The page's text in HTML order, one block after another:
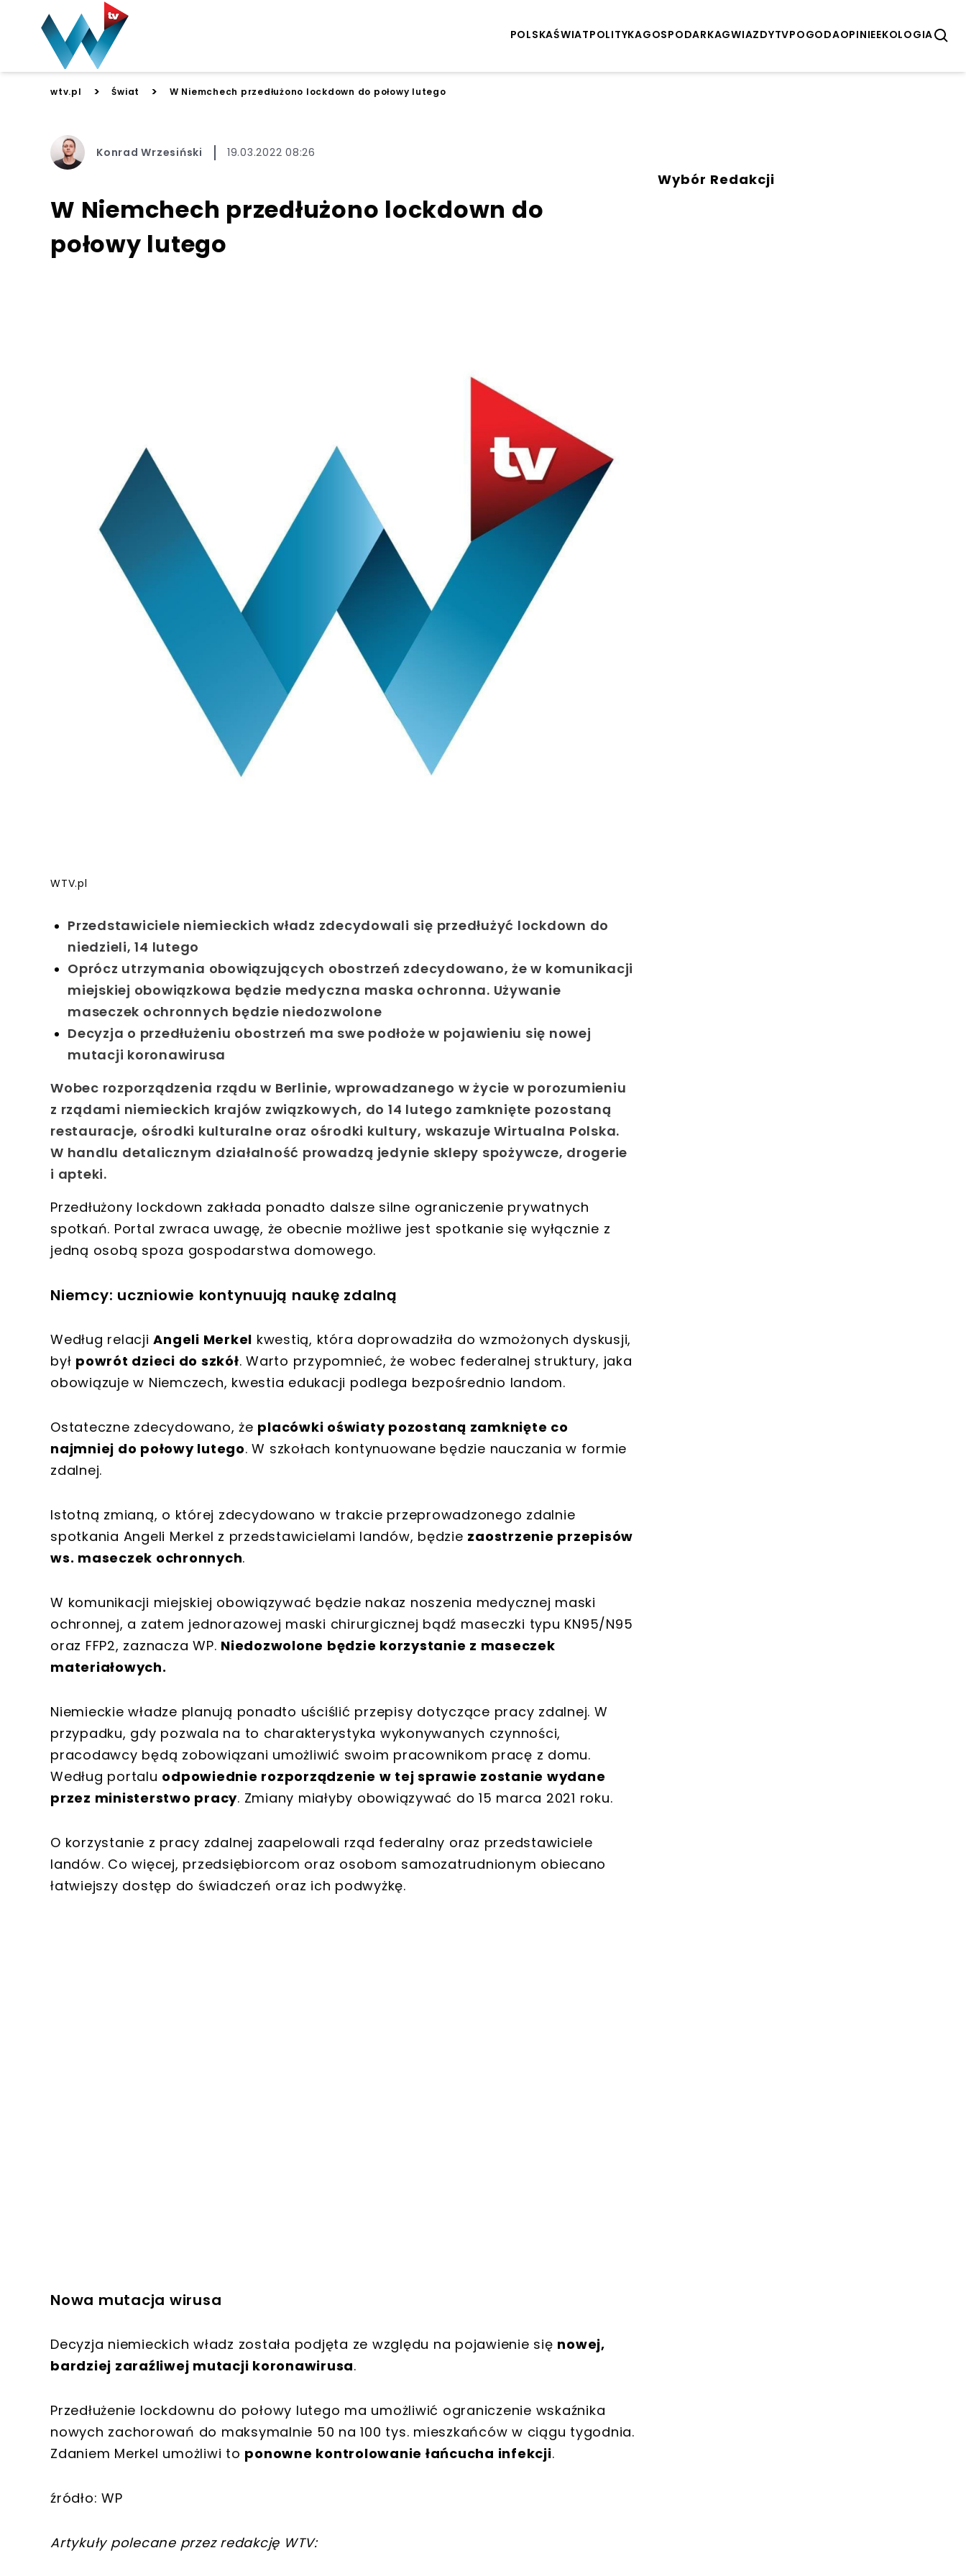
POLSKAŚWIATPOLITYKAGOSPODARKAGWIAZDYTVPOGODAOPINIEEKOLOGIA
wtv.pl > Świat > W Niemchech przedłużono lockdown do połowy lutego
Konrad Wrzesiński 19.03.2022 08:26
W Niemchech przedłużono lockdown do
połowy lutego
WTV.pl
Przedstawiciele niemieckich władz zdecydowali się przedłużyć lockdown do
niedzieli, 14 lutego
Oprócz utrzymania obowiązujących obostrzeń zdecydowano, że w komunikacji
miejskiej obowiązkowa będzie medyczna maska ochronna. Używanie
maseczek ochronnych będzie niedozwolone
Decyzja o przedłużeniu obostrzeń ma swe podłoże w pojawieniu się nowej
mutacji koronawirusa
Wobec rozporządzenia rządu w Berlinie, wprowadzanego w życie w porozumieniu
z rządami niemieckich krajów związkowych, do 14 lutego zamknięte pozostaną
restauracje, ośrodki kulturalne oraz ośrodki kultury, wskazuje Wirtualna Polska.
W handlu detalicznym działalność prowadzą jedynie sklepy spożywcze, drogerie
i apteki.
Przedłużony lockdown zakłada ponadto dalsze silne ograniczenie prywatnych
spotkań. Portal zwraca uwagę, że obecnie możliwe jest spotkanie się wyłącznie z
jedną osobą spoza gospodarstwa domowego.
Niemcy: uczniowie kontynuują naukę zdalną
Według relacjiAngeli Merkel kwestią, która doprowadziła do wzmożonych dyskusji,
był powrót dzieci do szkół. Warto przypomnieć, że wobec federalnej struktury, jaka
obowiązuje w Niemczech, kwestia edukacji podlega bezpośrednio landom.
Ostateczne zdecydowano, że placówki oświaty pozostaną zamknięte co
najmniej do połowy lutego. W szkołach kontynuowane będzie nauczania w formie
zdalnej.
Istotną zmianą, o której zdecydowano w trakcie przeprowadzonego zdalnie
spotkania Angeli Merkel z przedstawicielami landów, będzie zaostrzenie przepisów
ws. maseczek ochronnych.
W komunikacji miejskiej obowiązywać będzie nakaz noszenia medycznej maski
ochronnej, a zatem jednorazowej maski chirurgicznej bądź maseczki typu KN95/N95
oraz FFP2, zaznacza WP. Niedozwolone będzie korzystanie z maseczek
materiałowych.
Niemieckie władze planują ponadto uściślić przepisy dotyczące pracy zdalnej. W
przypadku, gdy pozwala na to charakterystyka wykonywanych czynności,
pracodawcy będą zobowiązani umożliwić swoim pracownikom pracę z domu.
Według portalu odpowiednie rozporządzenie w tej sprawie zostanie wydane
przez ministerstwo pracy. Zmiany miałyby obowiązywać do 15 marca 2021 roku.
O korzystanie z pracy zdalnej zaapelowali rząd federalny oraz przedstawiciele
landów. Co więcej, przedsiębiorcom oraz osobom samozatrudnionym obiecano
łatwiejszy dostęp do świadczeń oraz ich podwyżkę.
Nowa mutacja wirusa
Decyzja niemieckich władz została podjęta ze względu na pojawienie się nowej,
bardziej zaraźliwej mutacji koronawirusa.
Przedłużenie lockdownu do połowy lutego ma umożliwić ograniczenie wskaźnika
nowych zachorowań do maksymalnie 50 na 100 tys. mieszkańców w ciągu tygodnia.
Zdaniem Merkel umożliwi to ponowne kontrolowanie łańcucha infekcji.
źródło: WP
Artykuły polecane przez redakcję WTV:
Wybór Redakcji